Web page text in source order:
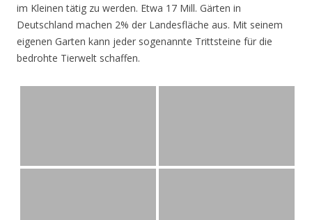
im Kleinen tätig zu werden. Etwa 17 Mill. Gärten in
Deutschland machen 2% der Landesfläche aus. Mit seinem
eigenen Garten kann jeder sogenannte Trittsteine für die
bedrohte Tierwelt schaffen.